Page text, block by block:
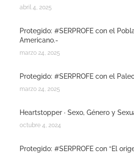
abril 4, 2025
Protegido: #SERPROFE con el
Americano.-
marzo 24, 2025
Protegido: #SERPROFE con el
marzo 24, 2025
Heartstopper · Sexo, Género y
octubre 4, 2024
Protegido: #SERPROFE con “El